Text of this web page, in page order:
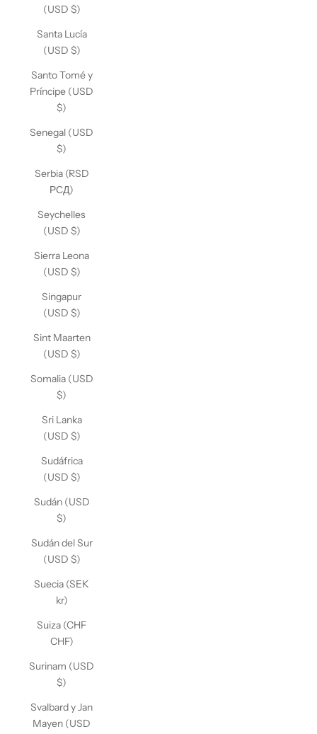
(USD $)
Santa Lucía
(USD $)
Santo Tomé y
Príncipe (USD
$)
Senegal (USD
$)
Serbia (RSD
РСД)
Seychelles
(USD $)
Sierra Leona
(USD $)
Singapur
(USD $)
Sint Maarten
(USD $)
Somalia (USD
$)
Sri Lanka
(USD $)
Sudáfrica
(USD $)
Sudán (USD
$)
Sudán del Sur
(USD $)
Suecia (SEK
kr)
Suiza (CHF
CHF)
Surinam (USD
$)
Svalbard y Jan
Mayen (USD